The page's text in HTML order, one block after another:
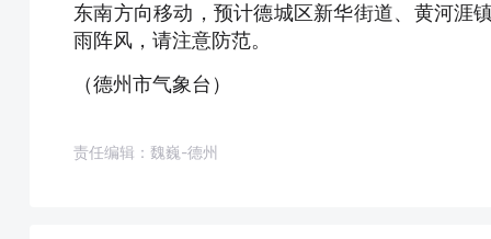
东南方向移动，预计德城区新华街道、黄河涯
雨阵风，请注意防范。
（德州市气象台）
责任编辑：魏巍-德州